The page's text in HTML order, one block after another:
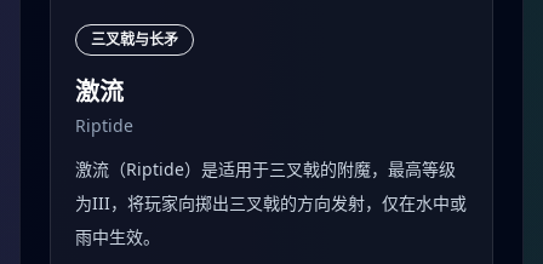
三叉戟与长矛
激流
Riptide
激流（Riptide）是适用于三叉戟的附魔，最高等级
为III，将玩家向掷出三叉戟的方向发射，仅在水中或
雨中生效。